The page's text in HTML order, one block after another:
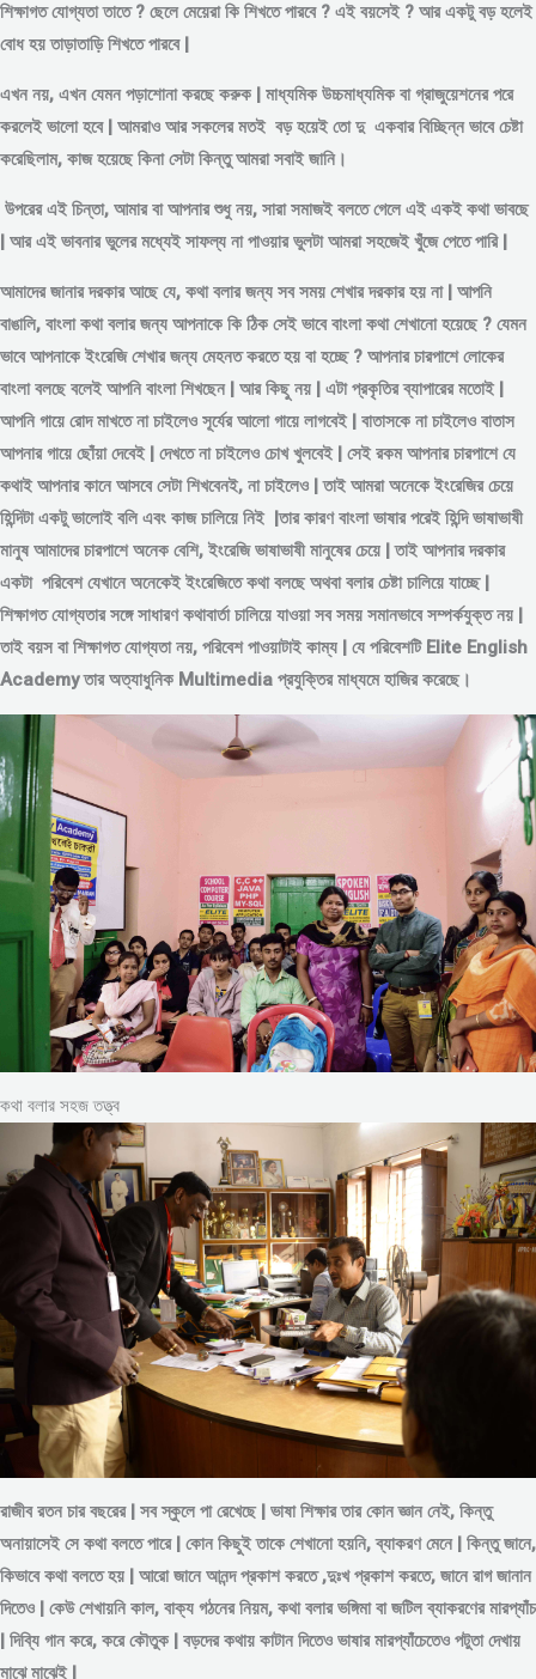
শিক্ষাগত যোগ্যতা তাতে ? ছেলে মেয়েরা কি শিখতে পারবে ? এই বয়সেই ? আর একটু বড় হলেই
বোধ হয় তাড়াতাড়ি শিখতে পারবে |
এখন নয়, এখন যেমন পড়াশোনা করছে করুক | মাধ্যমিক উচ্চমাধ্যমিক বা গ্রাজুয়েশনের পরে
করলেই ভালো হবে | আমরাও আর সকলের মতই বড় হয়েই তো দু একবার বিচ্ছিন্নভাবেচেষ্টা
করেছিলাম, কাজ হয়েছে কিনা সেটা কিন্তু আমরা সবাই জানি।
উপরের এই চিন্তা, আমার বা আপনার শুধু নয়, সারা সমাজই বলতে গেলে এই একই কথা ভাবছে
| আর এই ভাবনার ভুলের মধ্যেই সাফল্য না পাওয়ার ভুলটা আমরা সহজেই খুঁজে পেতে পারি |
আমাদের জানার দরকার আছে যে, কথা বলার জন্য সব সময় শেখার দরকার হয় না | আপনি
বাঙালি, বাংলা কথা বলার জন্য আপনাকে কি ঠিক সেই ভাবে বাংলা কথা শেখানো হয়েছে ? যেমন
ভাবে আপনাকে ইংরেজি শেখার জন্য মেহনত করতে হয় বা হচ্ছে ? আপনার চারপাশে লোকের
বাংলা বলছে বলেই আপনি বাংলা শিখছেন | আর কিছু নয় | এটা প্রকৃতির ব্যাপারের মতোই |
আপনি গায়ে রোদ মাখতে না চাইলেও সূর্যের আলো গায়ে লাগবেই | বাতাসকে না চাইলেও বাতাস
আপনার গায়ে ছোঁয়া দেবেই | দেখতে না চাইলেও চোখ খুলবেই | সেই রকম আপনার চারপাশে যে
কথাই আপনার কানে আসবে সেটা শিখবেনই, না চাইলেও | তাই আমরা অনেকে ইংরেজির চেয়ে
হিন্দিটা একটু ভালোই বলি এবং কাজ চালিয়ে নিই |তার কারণ বাংলা ভাষার পরেই হিন্দি ভাষাভাষী
মানুষ আমাদের চারপাশে অনেক বেশি, ইংরেজি ভাষাভাষী মানুষের চেয়ে | তাই আপনার দরকার
একটা পরিবেশ যেখানে অনেকেই ইংরেজিতে কথা বলছে অথবা বলার চেষ্টা চালিয়ে যাচ্ছে |
শিক্ষাগত যোগ্যতার সঙ্গে সাধারণ কথাবার্তা চালিয়ে যাওয়া সব সময় সমানভাবে সম্পর্কযুক্ত নয় |
তাই বয়স বা শিক্ষাগত যোগ্যতা নয়, পরিবেশ পাওয়াটাই কাম্য | যে পরিবেশটি Elite English
Academy তার অত্যাধুনিক Multimedia প্রযুক্তির মাধ্যমে হাজির করেছে।
কথা বলার সহজ তত্ত্ব
রাজীব রতন চার বছরের | সব স্কুলে পা রেখেছে | ভাষা শিক্ষার তার কোন জ্ঞান নেই, কিন্তু
অনায়াসেই সে কথা বলতে পারে | কোন কিছুই তাকে শেখানো হয়নি, ব্যাকরণ মেনে | কিন্তু জানে,
কিভাবে কথা বলতে হয় | আরো জানে আনন্দ প্রকাশ করতে ,দুঃখ প্রকাশ করতে, জানে রাগ জানান
দিতেও | কেউ শেখায়নি কাল, বাক্য গঠনের নিয়ম, কথা বলার ভঙ্গিমা বা জটিল ব্যাকরণের মারপ্যাঁচ
| দিব্যি গান করে, করে কৌতুক | বড়দের কথায় কাটান দিতেও ভাষার মারপ্যাঁচেতেও পটুতা দেখায়
মাঝে মাঝেই |